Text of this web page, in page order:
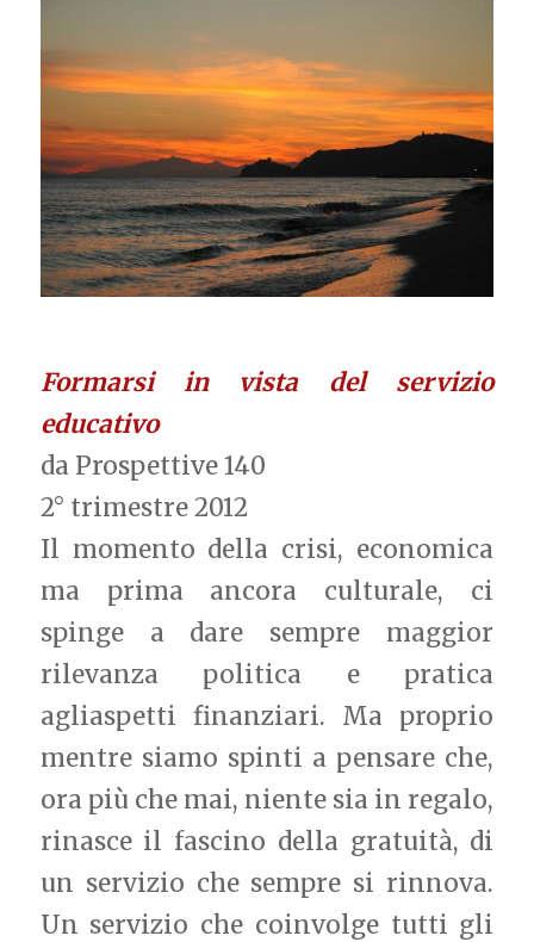
Formarsi in vista del servizio
educativo
da Prospettive 140
2° trimestre 2012
Il momento della crisi, economica
ma prima ancora culturale, ci
spinge a dare sempre maggior
rilevanza politica e pratica
agliaspetti finanziari. Ma proprio
mentre siamo spinti a pensare che,
ora più che mai, niente sia in regalo,
rinasce il fascino della gratuità, di
un servizio che sempre si rinnova.
Un servizio che coinvolge tutti gli